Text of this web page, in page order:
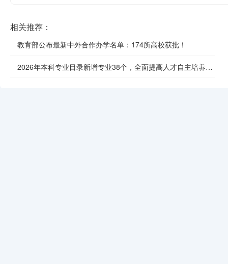
相关推荐：
教育部公布最新中外合作办学名单：174所高校获批！
2026年本科专业目录新增专业38个，全面提高人才自主培养质